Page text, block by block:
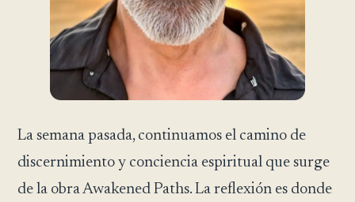
La semana pasada, continuamos el camino de
discernimiento y conciencia espiritual que surge
de la obra Awakened Paths. La reflexión es donde